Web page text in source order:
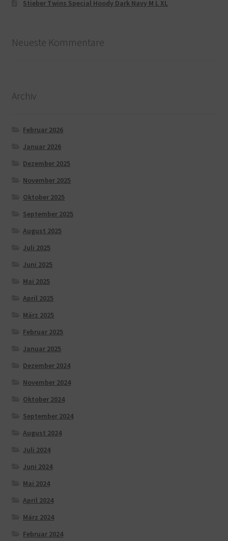
Stieber Twins Special Hoody Dark Navy M L XL
Neueste Kommentare
Archiv
Februar 2026
Januar 2026
Dezember 2025
November 2025
Oktober 2025
September 2025
August 2025
Juli 2025
Juni 2025
Mai 2025
April 2025
März 2025
Februar 2025
Januar 2025
Dezember 2024
November 2024
Oktober 2024
September 2024
August 2024
Juli 2024
Juni 2024
Mai 2024
April 2024
März 2024
Februar 2024